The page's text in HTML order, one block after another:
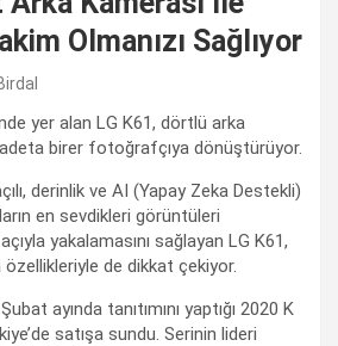
Olmanızı Sağlıyor
yer alan LG K61, dörtlü arka
birer fotoğrafçıya dönüştürüyor.
derinlik ve AI (Yapay Zeka Destekli)
en sevdikleri görüntüleri
yakalamasını sağlayan LG K61,
de dikkat çekiyor.
ayında tanıtımını yaptığı 2020 K
satışa sundu. Serinin lideri